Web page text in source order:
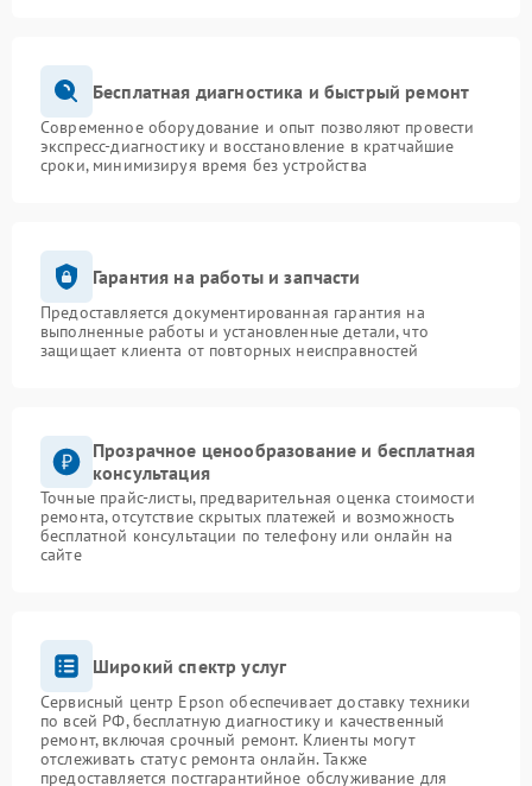
Бесплатная диагностика и быстрый ремонт
Современное оборудование и опыт позволяют провести
экспресс-диагностику и восстановление в кратчайшие
сроки, минимизируя время без устройства
Гарантия на работы и запчасти
Предоставляется документированная гарантия на
выполненные работы и установленные детали, что
защищает клиента от повторных неисправностей
Прозрачное ценообразование и бесплатная
консультация
Точные прайс-листы, предварительная оценка стоимости
ремонта, отсутствие скрытых платежей и возможность
бесплатной консультации по телефону или онлайн на
сайте
Широкий спектр услуг
Сервисный центр Epson обеспечивает доставку техники
по всей РФ, бесплатную диагностику и качественный
ремонт, включая срочный ремонт. Клиенты могут
отслеживать статус ремонта онлайн. Также
предоставляется постгарантийное обслуживание для